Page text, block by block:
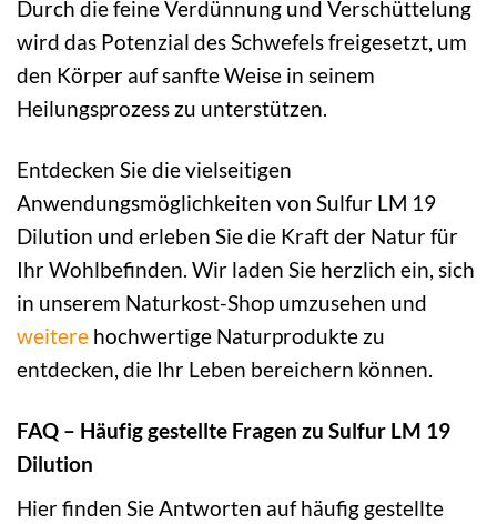
Durch die feine Verdünnung und Verschüttelung
wird das Potenzial des Schwefels freigesetzt, um
den Körper auf sanfte Weise in seinem
Heilungsprozess zu unterstützen.
Entdecken Sie die vielseitigen
Anwendungsmöglichkeiten von Sulfur LM 19
Dilution und erleben Sie die Kraft der Natur für
Ihr Wohlbefinden. Wir laden Sie herzlich ein, sich
in unserem Naturkost-Shop umzusehen und
weitere hochwertige Naturprodukte zu
entdecken, die Ihr Leben bereichern können.
FAQ – Häufig gestellte Fragen zu Sulfur LM 19
Dilution
Hier finden Sie Antworten auf häufig gestellte